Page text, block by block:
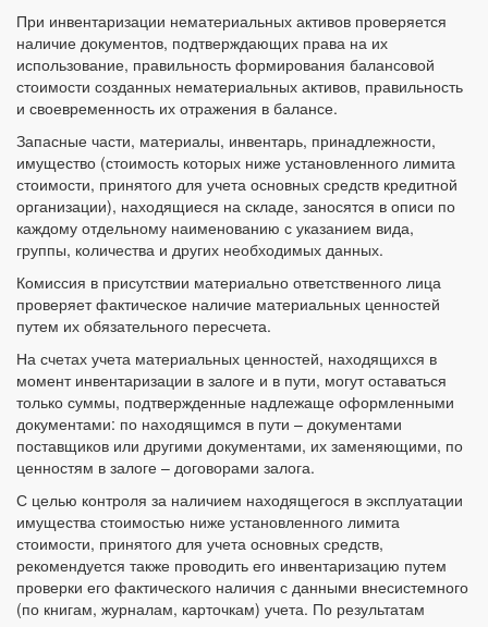
При инвентаризации нематериальных активов проверяется
наличие документов, подтверждающих права на их
использование, правильность формирования балансовой
стоимости созданных нематериальных активов, правильность
и своевременность их отражения в балансе.
Запасные части, материалы, инвентарь, принадлежности,
имущество (стоимость которых ниже установленного лимита
стоимости, принятого для учета основных средств кредитной
организации), находящиеся на складе, заносятся в описи по
каждому отдельному наименованию с указанием вида,
группы, количества и других необходимых данных.
Комиссия в присутствии материально ответственного лица
проверяет фактическое наличие материальных ценностей
путем их обязательного пересчета.
На счетах учета материальных ценностей, находящихся в
момент инвентаризации в залоге и в пути, могут оставаться
только суммы, подтвержденные надлежаще оформленными
документами: по находящимся в пути – документами
поставщиков или другими документами, их заменяющими, по
ценностям в залоге – договорами залога.
С целью контроля за наличием находящегося в эксплуатации
имущества стоимостью ниже установленного лимита
стоимости, принятого для учета основных средств,
рекомендуется также проводить его инвентаризацию путем
проверки его фактического наличия с данными внесистемного
(по книгам, журналам, карточкам) учета. По результатам